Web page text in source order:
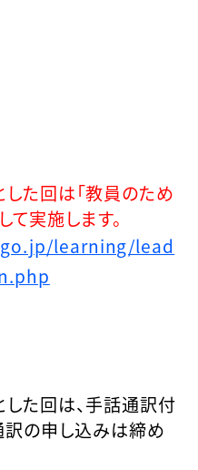
た回は「教員のため
実施します。
learning/lead
た回は、手話通訳付
訳の申し込みは締め